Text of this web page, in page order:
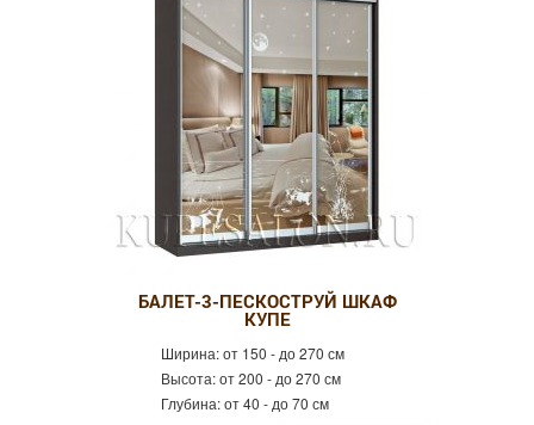
БАЛЕТ-3-ПЕСКОСТРУЙ ШКАФ
КУПЕ
Ширина:от 150 - до 270 см
Высота:от 200 - до 270 см
Глубина:от 40 - до 70 см